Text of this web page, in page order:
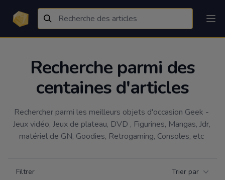
Recherche parmi des
centaines d'articles
Rechercher parmi les meilleurs objets d'occasion Geek -
Jeux vidéo, Jeux de plateau, DVD , Figurines, Mangas, Jdr,
matériel de GN, Goodies, Retrogaming, Consoles, etc
Filtrer Trier par